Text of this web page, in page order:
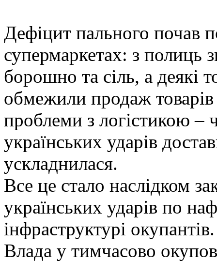
Дефіцит пального почав
супермаркетах: з полиць
борошно та сіль, а деякі
обмежили продаж
проблеми з логістикою –
українських ударів
ускладнилася.
Все це стало наслідком
українських ударів по
інфраструктурі
Влада у тимчасово